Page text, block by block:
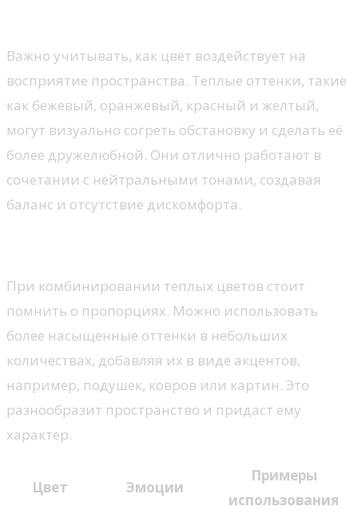
Важно учитывать, как цвет воздействует на
восприятие пространства. Теплые оттенки, такие
как бежевый, оранжевый, красный и желтый,
могут визуально согреть обстановку и сделать её
более дружелюбной. Они отлично работают в
сочетании с нейтральными тонами, создавая
баланс и отсутствие дискомфорта.
При комбинировании теплых цветов стоит
помнить о пропорциях. Можно использовать
более насыщенные оттенки в небольших
количествах, добавляя их в виде акцентов,
например, подушек, ковров или картин. Это
разнообразит пространство и придаст ему
характер.
Цвет Эмоции
Примеры
использования